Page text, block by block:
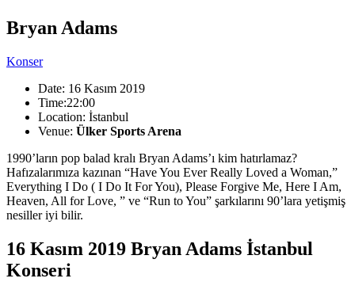
Bryan Adams
Konser
Date: 16 Kasım 2019
Time:22:00
Location: İstanbul
Venue: Ülker Sports Arena
1990’ların pop balad kralı Bryan Adams’ı kim hatırlamaz?
Hafızalarımıza kazınan “Have You Ever Really Loved a Woman,”
Everything I Do ( I Do It For You), Please Forgive Me, Here I Am,
Heaven, All for Love, ” ve “Run to You” şarkılarını 90’lara yetişmiş
nesiller iyi bilir.
16 Kasım 2019 Bryan Adams İstanbul
Konseri